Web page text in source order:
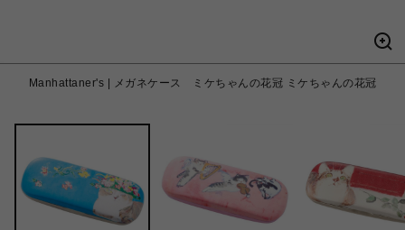
Manhattaner's | メガネケース ミケちゃんの花冠 ミケちゃんの花冠